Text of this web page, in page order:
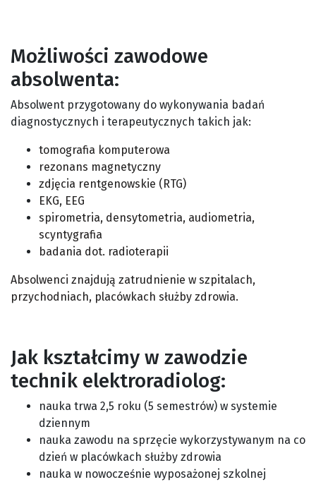
Możliwości zawodowe
absolwenta:
Absolwent przygotowany do wykonywania badań
diagnostycznych i terapeutycznych takich jak:
tomografia komputerowa
rezonans magnetyczny
zdjęcia rentgenowskie (RTG)
EKG, EEG
spirometria, densytometria, audiometria,
scyntygrafia
badania dot. radioterapii
Absolwenci znajdują zatrudnienie w szpitalach,
przychodniach, placówkach służby zdrowia.
Jak kształcimy w zawodzie
technik elektroradiolog:
nauka trwa 2,5 roku (5 semestrów) w systemie
dziennym
nauka zawodu na sprzęcie wykorzystywanym na co
dzień w placówkach służby zdrowia
nauka w nowocześnie wyposażonej szkolnej